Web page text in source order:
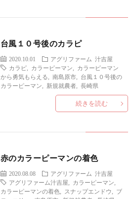
台風１０号後のカラピ
2020.10.01 アグリファーム
汁吉屋
カラピ, カラーピーマン
カラーピーマン
から勇気もらえる
南島原市, 台風１０号後の
カラーピーマン
新規就農者, 長崎県
続きを読む
赤のカラーピーマンの着色
2020.08.08 アグリファーム
汁吉屋
アグリファーム汁吉屋
カラーピーマン
カラーピーマンの着色
スナップエンドウ
ブ